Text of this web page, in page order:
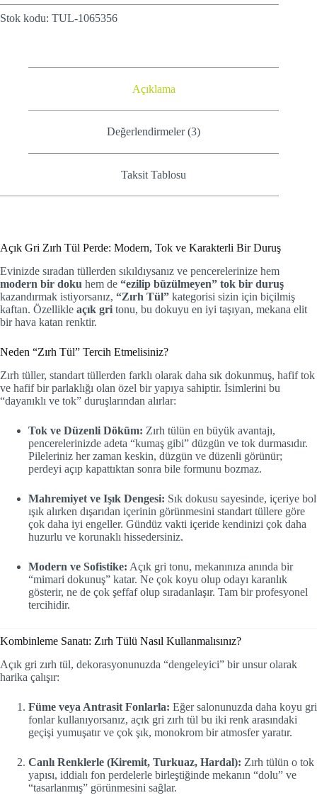
Stok kodu: TUL-1065356
Açıklama
Değerlendirmeler (3)
Taksit Tablosu
Açık Gri Zırh Tül Perde: Modern, Tok ve Karakterli Bir Duruş
Evinizde sıradan tüllerden sıkıldıysanız ve pencerelerinize hem
modern bir doku hem de “ezilip büzülmeyen” tok bir duruş
kazandırmak istiyorsanız, “Zırh Tül” kategorisi sizin için biçilmiş
kaftan. Özellikle açık gri tonu, bu dokuyu en iyi taşıyan, mekana elit
bir hava katan renktir.
Neden “Zırh Tül” Tercih Etmelisiniz?
Zırh tüller, standart tüllerden farklı olarak daha sık dokunmuş, hafif tok
ve hafif bir parlaklığı olan özel bir yapıya sahiptir. İsimlerini bu
“dayanıklı ve tok” duruşlarından alırlar:
Tok ve Düzenli Döküm: Zırh tülün en büyük avantajı,
pencerelerinizde adeta “kumaş gibi” düzgün ve tok durmasıdır.
Pileleriniz her zaman keskin, düzgün ve düzenli görünür;
perdeyi açıp kapattıktan sonra bile formunu bozmaz.
Mahremiyet ve Işık Dengesi: Sık dokusu sayesinde, içeriye bol
ışık alırken dışarıdan içerinin görünmesini standart tüllere göre
çok daha iyi engeller. Gündüz vakti içeride kendinizi çok daha
huzurlu ve korunaklı hissedersiniz.
Modern ve Sofistike: Açık gri tonu, mekanınıza anında bir
“mimari dokunuş” katar. Ne çok koyu olup odayı karanlık
gösterir, ne de çok şeffaf olup sıradanlaşır. Tam bir profesyonel
tercihidir.
Kombinleme Sanatı: Zırh Tülü Nasıl Kullanmalısınız?
Açık gri zırh tül, dekorasyonunuzda “dengeleyici” bir unsur olarak
harika çalışır:
Füme veya Antrasit Fonlarla: Eğer salonunuzda daha koyu gri
fonlar kullanıyorsanız, açık gri zırh tül bu iki renk arasındaki
geçişi yumuşatır ve çok şık, monokrom bir atmosfer yaratır.
Canlı Renklerle (Kiremit, Turkuaz, Hardal): Zırh tülün o tok
yapısı, iddialı fon perdelerle birleştiğinde mekanın “dolu” ve
“tasarlanmış” görünmesini sağlar.